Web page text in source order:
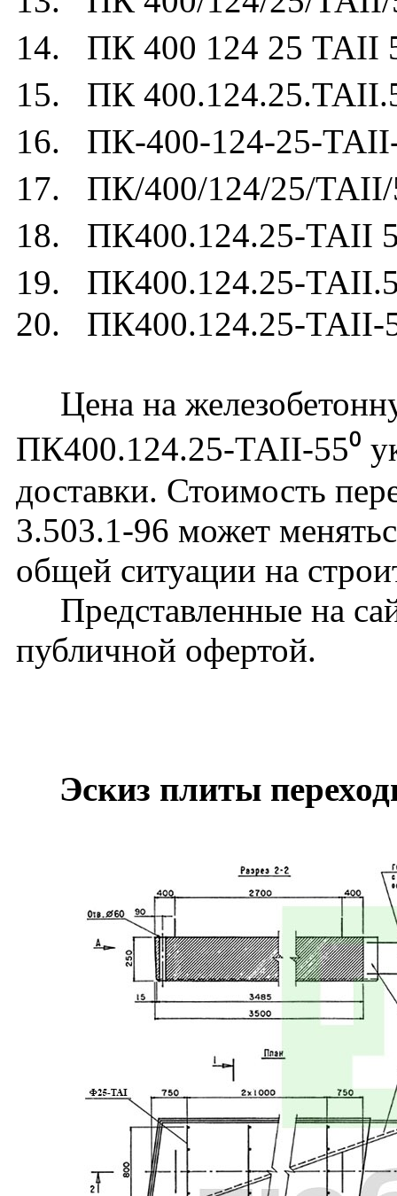
14. ПК 400 124 25 ТАII
15. ПК
16. ПК-400-124-25-
17. ПК/400/124/25/ТАII/
18. ПК400.124.25-ТАII
19. ПК400.124.25-
20. ПК400.124.25-ТАII-
Цена на
ПК400.124.25-ТАII-55⁰
доставки. Стоимость
3.503.1-96 может
общей ситуации на
Представленные на
публичной офертой.
Эскиз плиты